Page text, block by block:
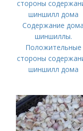
Содержание дома
шиншиллы.
Положительные
стороны
шиншилл дома